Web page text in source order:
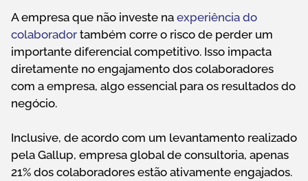
A empresa que não investe na experiência do
colaborador também corre o risco de perder um
importante diferencial competitivo. Isso impacta
diretamente no engajamento dos colaboradores
com a empresa, algo essencial para os resultados do
negócio.
Inclusive, de acordo com um levantamento realizado
pela Gallup, empresa global de consultoria, apenas
21% dos colaboradores estão ativamente engajados.